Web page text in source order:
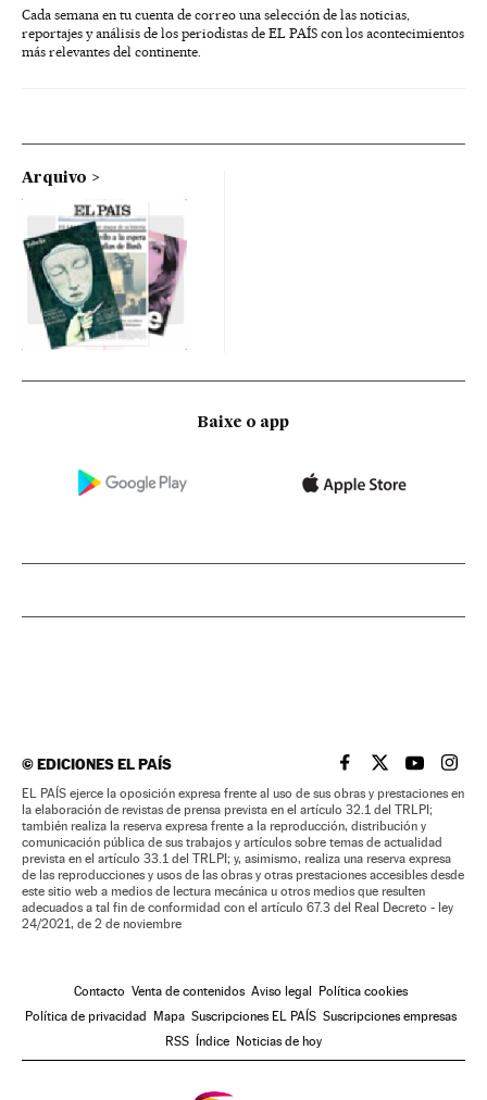
Cada semana en tu cuenta de correo una selección de las noticias,
reportajes y análisis de los periodistas de EL PAÍS con los acontecimientos
más relevantes del continente.
Arquivo
Baixe o app
©EDICIONES EL PAÍS EL PAÍS BRASIL EN
EL PAÍSEL PAÍS
EL
EL PAÍS ejerce la oposición expresa frente al uso de sus obras y prestaciones en
la elaboración de revistas de prensa prevista en el artículo 32.1 del TRLPI;
también realiza la reserva expresa frente a la reproducción, distribución y
comunicación pública de sus trabajos y artículos sobre temas de actualidad
prevista en el artículo 33.1 del TRLPI; y, asimismo, realiza una reserva expresa
de las reproducciones y usos de las obras y otras prestaciones accesibles desde
este sitio web a medios de lectura mecánica u otros medios que resulten
adecuados a tal fin de conformidad con el artículo 67.3 del Real Decreto - ley
24/2021, de 2 de noviembre
Contacto Venta de contenidos Aviso legal Política cookies
Política de privacidad Mapa Suscripciones EL PAÍS Suscripciones empresas
RSS Índice Noticias de hoy